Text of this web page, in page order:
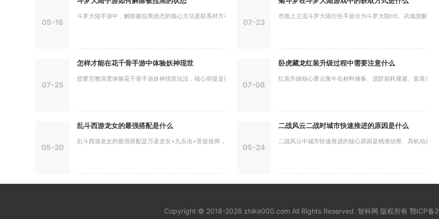
05-16
斗罗大陆手游中，解除被拉黑状态的核心方法是联系对方手动移除黑...
07-23
市面上主流斗罗大陆衍生手游分为斗罗大陆H5、武魂觉醒、新
07-25
怎样才能在花千骨手游中体验妖神现世
想要完整深度体验花千骨手游妖神现世玩法，核心前提是做好战前属...
07-08
卧虎藏龙红装升级过程中需要注意什么
红装升级核心要点集中在材料储备、进阶损耗规避、套装属性
05-20
乱斗西游龙女的最强搭配是什么
乱斗西游龙女的最强搭配是万圣龙女+九头虫+菩提祖师，这套召唤...
05-24
二战风云二战时城市快速推进的原因是什么
二战风云中城市快速推进的核心原因是精准侦察、高机动兵种
Copyright © 2018-2026 zhike000.com All Rights Reserved. 智科网 版权所有 鄂ICP备